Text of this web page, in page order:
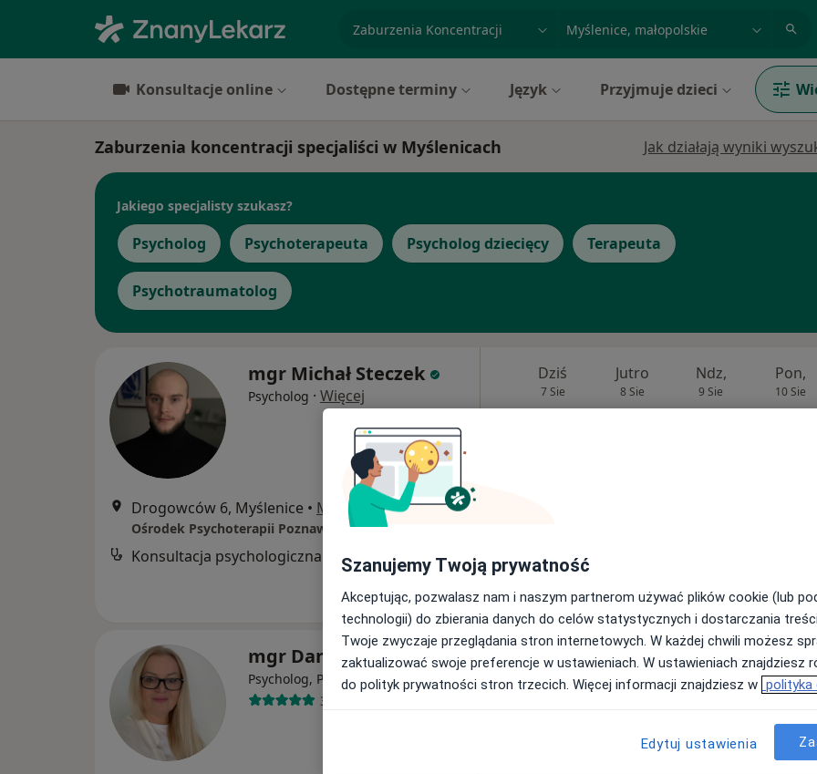
specjalizacja, badanie lub nazwiskomiasto lub dzielnica
Konsultacje online Dostępne terminy Język Przyjmuje dzieci
Zaburzenia koncentracji specjaliści w Myślenicach Jak działają wyniki
Jakiego specjalisty szukasz?
Psycholog Psychoterapeuta Psycholog dziecięcy Terapeuta
Psychotraumatolog
mgr Michał Steczek
Psycholog · Więcej
Drogowców 6, Myślenice • Mapa
Konsultacja psychologiczna 180 zł
Dziś
7 Sie
Jutro
8 Sie
Ndz,
9 Sie
Pon,
10 Sie
mgr Danuta Bernaś
Psycholog, Psychoterapeuta
3 opinie
Dziś Jutro Ndz, Pon,
10 Sie
Umawianie online nie jest dostępne
Szanujemy Twoją prywatność
Akceptując, pozwalasz nam i naszym partnerom używać plików cookie (lub
technologii) do zbierania danych do celów statystycznych i dostarczania
Twoje zwyczaje przeglądania stron internetowych. W każdej chwili możesz
zaktualizować swoje preferencje w ustawieniach. W ustawieniach znajdziesz
do polityk prywatności stron trzecich. Więcej informacji znajdziesz w polityka
Edytuj ustawienia